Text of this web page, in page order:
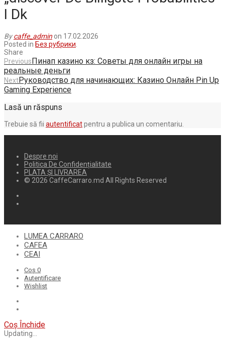
I Dk
Bycaffe_admin on 17.02.2026
Posted in Без рубрики
Share
PreviousПинап казино кз: Советы для онлайн игры на
реальные деньги
NextРуководство для начинающих: Казино Онлайн Pin Up
Gaming Experience
Lasă un răspuns
Trebuie să fii autentificatpentru a publica un comentariu.
Despre noi
Politica De Confidențialitate
PLATA ȘI LIVRAREA
© 2026 CaffeCarraro.md All Rights Reserved
LUMEA CARRARO
CAFEA
CEAI
Coș 0
Autentificare
Wishlist
Coș Închide
Updating…